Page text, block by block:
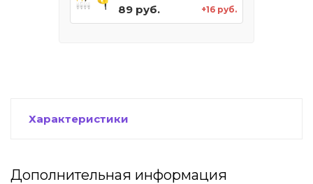
89 руб. +16 руб.
Характеристики
Дополнительная информация